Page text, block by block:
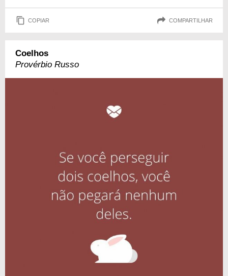
COPIAR COMPARTILHAR
Coelhos
Provérbio Russo